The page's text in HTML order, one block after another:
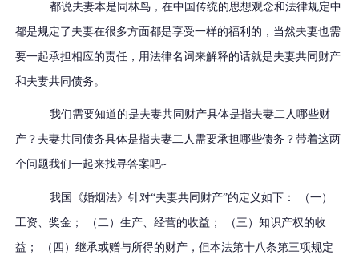
都说夫妻本是同林鸟，在中国传统的思想观念和法律规定中
都是规定了夫妻在很多方面都是享受一样的福利的，当然夫妻也需
要一起承担相应的责任，用法律名词来解释的话就是夫妻共同财产
和夫妻共同债务。
我们需要知道的是夫妻共同财产具体是指夫妻二人哪些财
产？夫妻共同债务具体是指夫妻二人需要承担哪些债务？带着这两
个问题我们一起来找寻答案吧~
我国《婚烟法》针对“夫妻共同财产”的定义如下： （一）
工资、奖金； （二）生产、经营的收益； （三）知识产权的收
益； （四）继承或赠与所得的财产，但本法第十八条第三项规定